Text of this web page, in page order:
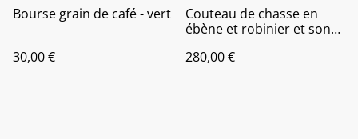
Bourse grain de café - vert
30,00 €
Couteau de chasse en
ébène et robinier et son
280,00 €